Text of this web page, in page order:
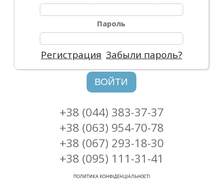
Пароль
Регистрация Забыли пароль?
ВОЙТИ
+38 (044) 383-37-37
+38 (063) 954-70-78
+38 (067) 293-18-30
+38 (095) 111-31-41
ПОЛИТИКА КОНФІДЕНЦІАЛЬНОСТІ